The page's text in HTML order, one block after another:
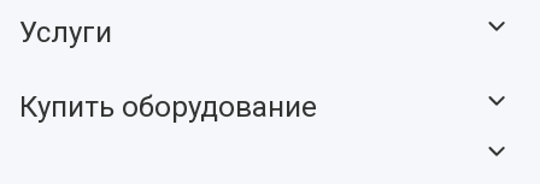
Услуги
Купить оборудование